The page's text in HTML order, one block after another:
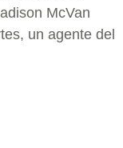
McVan
un agente del